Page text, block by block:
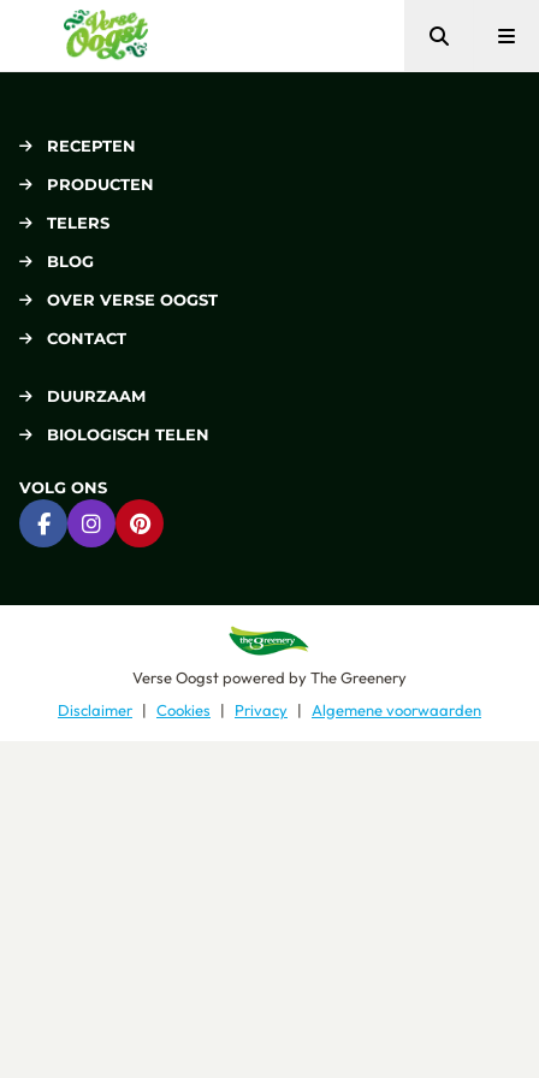
Verse Oogst
Zoeken
RECEPTEN
PRODUCTEN
TELERS
BLOG
OVER VERSE OOGST
CONTACT
DUURZAAM
BIOLOGISCH TELEN
VOLG ONS
Ga naar Facebook
Ga naar Instagram
Ga naar Pinterest
Verse Oogstpowered byThe Greenery
Disclaimer
Cookies Privacy Algemene voorwaarden